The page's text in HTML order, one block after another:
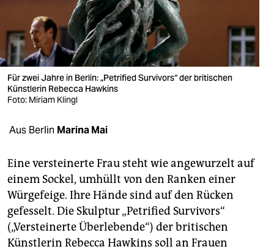
verlag
veranstaltungen
shop
fragen & hilfe
unterstützen
genossenschaft
epaper login
Für zwei Jahre in Berlin: „Petrified Survivors“ der britischen
Künstlerin Rebecca Hawkins
Foto: Miriam Klingl
Aus Berlin Marina Mai
Eine versteinerte Frau steht wie angewurzelt auf
einem Sockel, umhüllt von den Ranken einer
Würgefeige. Ihre Hände sind auf den Rücken
gefesselt. Die Skulptur „Petrified Survivors“
(„Versteinerte Überlebende“) der britischen
Künstlerin Rebecca Hawkins soll an Frauen